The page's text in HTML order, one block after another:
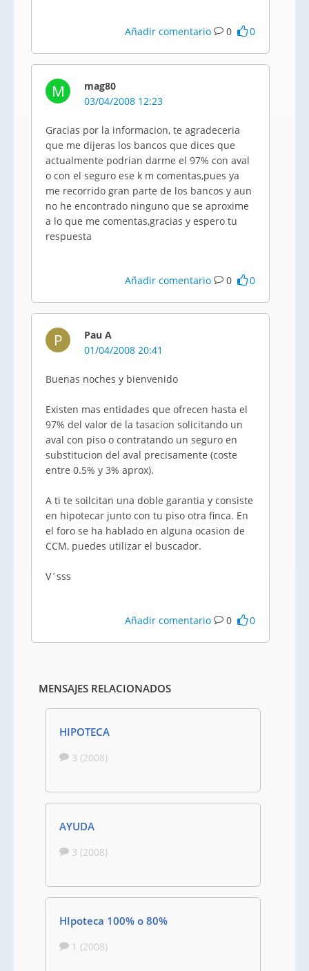
Añadir comentario 0 0
M
mag80
03/04/2008 12:23
Gracias por la informacion, te agradeceria
que me dijeras los bancos que dices que
actualmente podrian darme el 97% con aval
o con el seguro ese k m comentas,pues ya
me recorrido gran parte de los bancos y aun
no he encontrado ninguno que se aproxime
a lo que me comentas,gracias y espero tu
respuesta
Añadir comentario 0 0
P
Pau A
01/04/2008 20:41
Buenas noches y bienvenido
Existen mas entidades que ofrecen hasta el
97% del valor de la tasacion solicitando un
aval con piso o contratando un seguro en
substitucion del aval precisamente (coste
entre 0.5% y 3% aprox).
A ti te soilcitan una doble garantia y consiste
en hipotecar junto con tu piso otra finca. En
el foro se ha hablado en alguna ocasion de
CCM, puedes utilizar el buscador.
V´sss
Añadir comentario 0 0
MENSAJES RELACIONADOS
HIPOTECA
3 (2008)
AYUDA
3 (2008)
HIpoteca 100% o 80%
1 (2008)